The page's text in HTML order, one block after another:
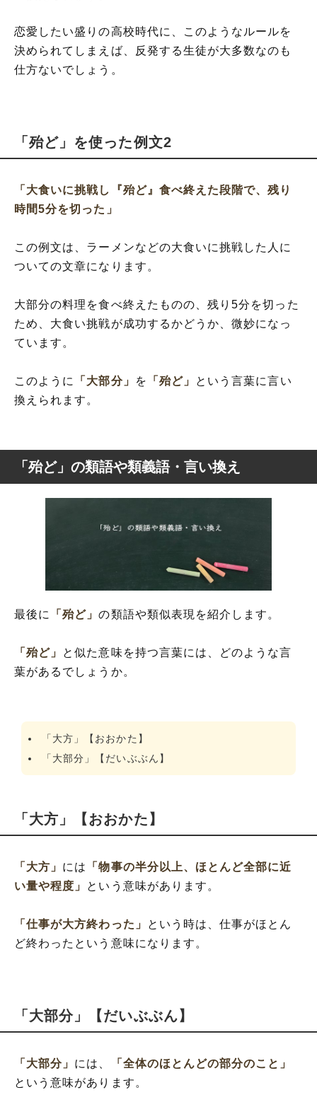
恋愛したい盛りの高校時代に、このようなルールを
決められてしまえば、反発する生徒が大多数なのも
仕方ないでしょう。
「殆ど」を使った例文2
「大食いに挑戦し『殆ど』食べ終えた段階で、残り
時間5分を切った」
この例文は、ラーメンなどの大食いに挑戦した人に
ついての文章になります。
大部分の料理を食べ終えたものの、残り5分を切った
ため、大食い挑戦が成功するかどうか、微妙になっ
ています。
このように 「大部分」 を 「殆ど」
という言葉に言い
換えられます。
「殆ど」の類語や類義語・言い換え
最後に 「殆ど」の類語や類似表現を紹介します。
「殆ど」
と似た意味を持つ言葉には、どのような言
葉があるでしょうか。
「大方」【おおかた】
「大部分」【だいぶぶん】
「大方」【おおかた】
「大方」 には
「物事の半分以上、ほとんど全部に近
い量や程度」 という意味があります。
「仕事が大方終わった」
という時は、仕事がほとん
ど終わったという意味になります。
「大部分」【だいぶぶん】
「大部分」 には、
「全体のほとんどの部分のこと」
という意味があります。